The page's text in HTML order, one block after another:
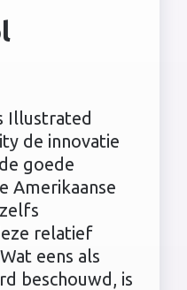
Illustrated
de innovatie
goede
Amerikaanse
relatief
eens als
beschouwd, is